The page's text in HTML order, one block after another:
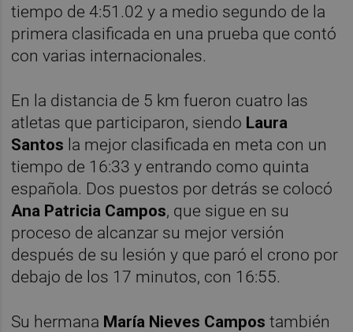
tiempo de 4:51.02 y a medio segundo de la
primera clasificada en una prueba que contó
con varias internacionales.
En la distancia de 5 km fueron cuatro las
atletas que participaron, siendo Laura
Santos la mejor clasificada en meta con un
tiempo de 16:33 y entrando como quinta
española. Dos puestos por detrás se colocó
Ana Patricia Campos, que sigue en su
proceso de alcanzar su mejor versión
después de su lesión y que paró el crono por
debajo de los 17 minutos, con 16:55.
Su hermana María Nieves Campos también